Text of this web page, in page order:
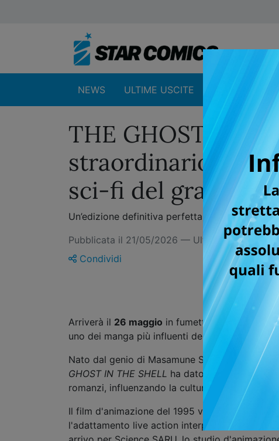
NEWS ULTIME USCITE
THE GHOST IN
straordinario
sci-fi del grande
Un’edizione definitiva perfetta per scoprire o
Pubblicata il 21/05/2026 — Ultimo
Condividi
Arriverà il 26 maggio in fumetteria, libreria e
uno dei manga più influenti della storia del
Nato dal genio di Masamune Shirow e
GHOST IN THE SHELL ha dato vita a un
romanzi, influenzando la cultura pop mondiale.
Il film d'animazione del 1995 vinse il Festival
l'adattamento live action interpretato da